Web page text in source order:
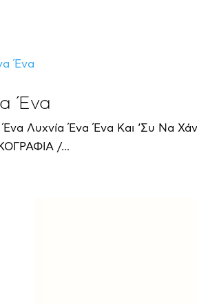
Ένα
Ένα Λυχνία Ένα Ένα Και ‘Συ Να
/...